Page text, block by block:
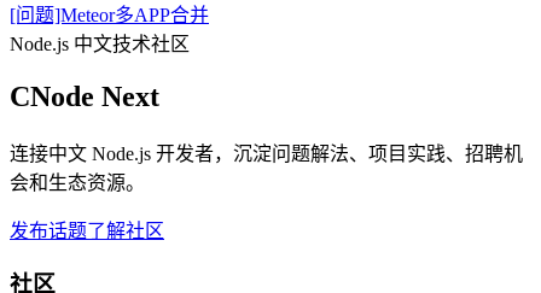
[问题]Meteor多APP合并
Node.js 中文技术社区
CNode Next
连接中文 Node.js 开发者，沉淀问题解法、项目实践、招聘机
会和生态资源。
发布话题了解社区
社区